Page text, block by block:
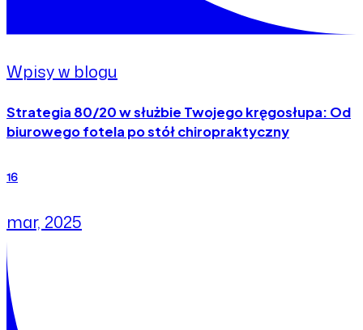
Wpisy w blogu
Strategia 80/20 w służbie Twojego kręgosłupa: Od
biurowego fotela po stół chiropraktyczny
16
mar, 2025